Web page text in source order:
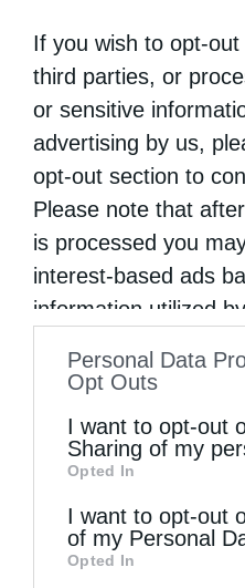
If you wish to opt-
third parties, or
or sensitive
advertising by us,
opt-out section to
Please note that
is processed you
interest-based ads
information utilized
to your opt-out. You
information by third
of downstream
information may
third parties on the
Downstream
Personal Data
Opt Outs
I want to opt-out
Sharing of my
Opted In
I want to opt-out
of my Personal
Opted In
Τελευταία άρθρα